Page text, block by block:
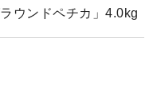
ウンドペチカ」4.0kg